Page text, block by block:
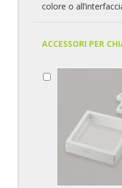
colore o
ACCESSORI PER